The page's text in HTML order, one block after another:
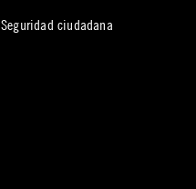
Seguridad ciudadana